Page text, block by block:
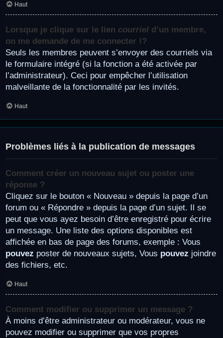
Haut
Lorsque je clique sur le lien courriel d’un membre,
on me demande de me connecter !?
Seuls les membres peuvent s’envoyer des courriels via
le formulaire intégré (si la fonction a été activée par
l’administrateur). Ceci pour empêcher l’utilisation
malveillante de la fonctionnalité par les invités.
Haut
Problèmes liés à la publication de messages
Comment créer un nouveau sujet ou poster une
réponse ?
Cliquez sur le bouton « Nouveau » depuis la page d’un
forum ou « Répondre » depuis la page d’un sujet. Il se
peut que vous ayez besoin d’être enregistré pour écrire
un message. Une liste des options disponibles est
affichée en bas de page des forums, exemple : Vous
pouvez poster de nouveaux sujets, Vous pouvez joindre
des fichiers, etc.
Haut
Comment modifier ou supprimer un message ?
À moins d’être administrateur ou modérateur, vous ne
pouvez modifier ou supprimer que vos propres